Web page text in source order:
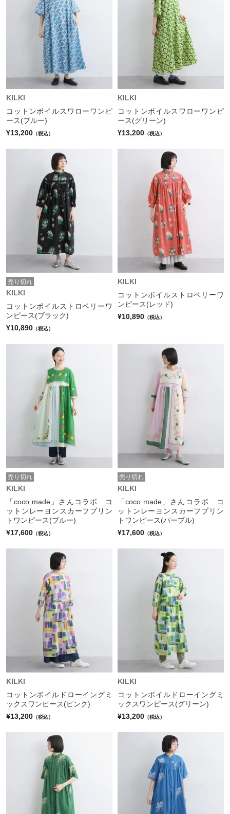
KILKI
コットンボイルスワローワンピ
ース(ブルー)
¥13,200 （税込）
KILKI
コットンボイルスワローワンピ
ース(グリーン)
¥13,200 （税込）
売り切れ
KILKI
コットンボイルストロベリーワ
ンピース(ブラック)
¥10,890 （税込）
KILKI
コットンボイルストロベリーワ
ンピース(レッド)
¥10,890 （税込）
売り切れ
KILKI
「coco made」さんコラボ コ
ットンレーヨンスカーフプリン
トワンピース(ブルー)
¥17,600 （税込）
売り切れ
KILKI
「coco made」さんコラボ コ
ットンレーヨンスカーフプリン
トワンピース(パープル)
¥17,600 （税込）
KILKI
コットンボイルドローイングミ
ックスワンピース(ピンク)
¥13,200 （税込）
KILKI
コットンボイルドローイングミ
ックスワンピース(グリーン)
¥13,200 （税込）